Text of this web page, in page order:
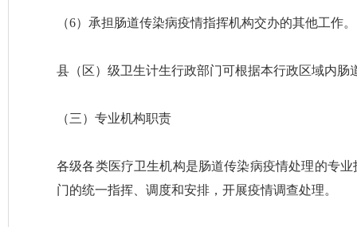
（6）承担肠道传染病疫情指挥机构交办的其他工作。
县（区）级卫生计生行政部门可根据本行政区域内
（三）专业机构职责
各级各类医疗卫生机构是肠道传染病疫情处理的专
门的统一指挥、调度和安排，开展疫情调查处理。